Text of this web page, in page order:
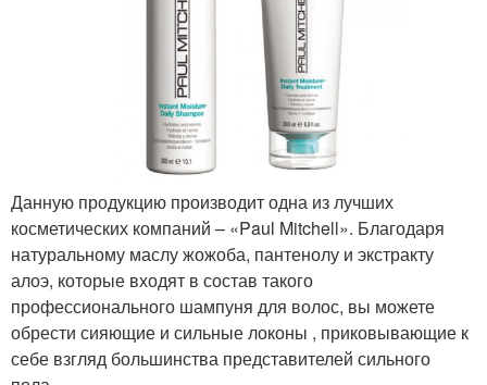
Данную продукцию производит одна из лучших
косметических компаний – «Paul Mitchell». Благодаря
натуральному маслу жожоба, пантенолу и экстракту
алоэ, которые входят в состав такого
профессионального шампуня для волос, вы можете
обрести сияющие и сильные локоны , приковывающие к
себе взгляд большинства представителей сильного